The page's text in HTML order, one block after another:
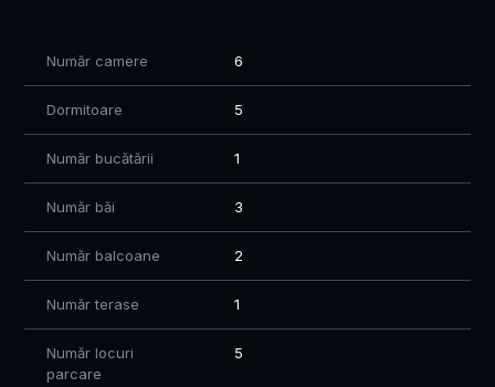
Program vizionari L-V 9-18.
Număr camere 6
Dormitoare 5
Număr bucătării 1
Număr băi 3
Număr balcoane 2
Număr terase 1
Număr locuri
parcare
5